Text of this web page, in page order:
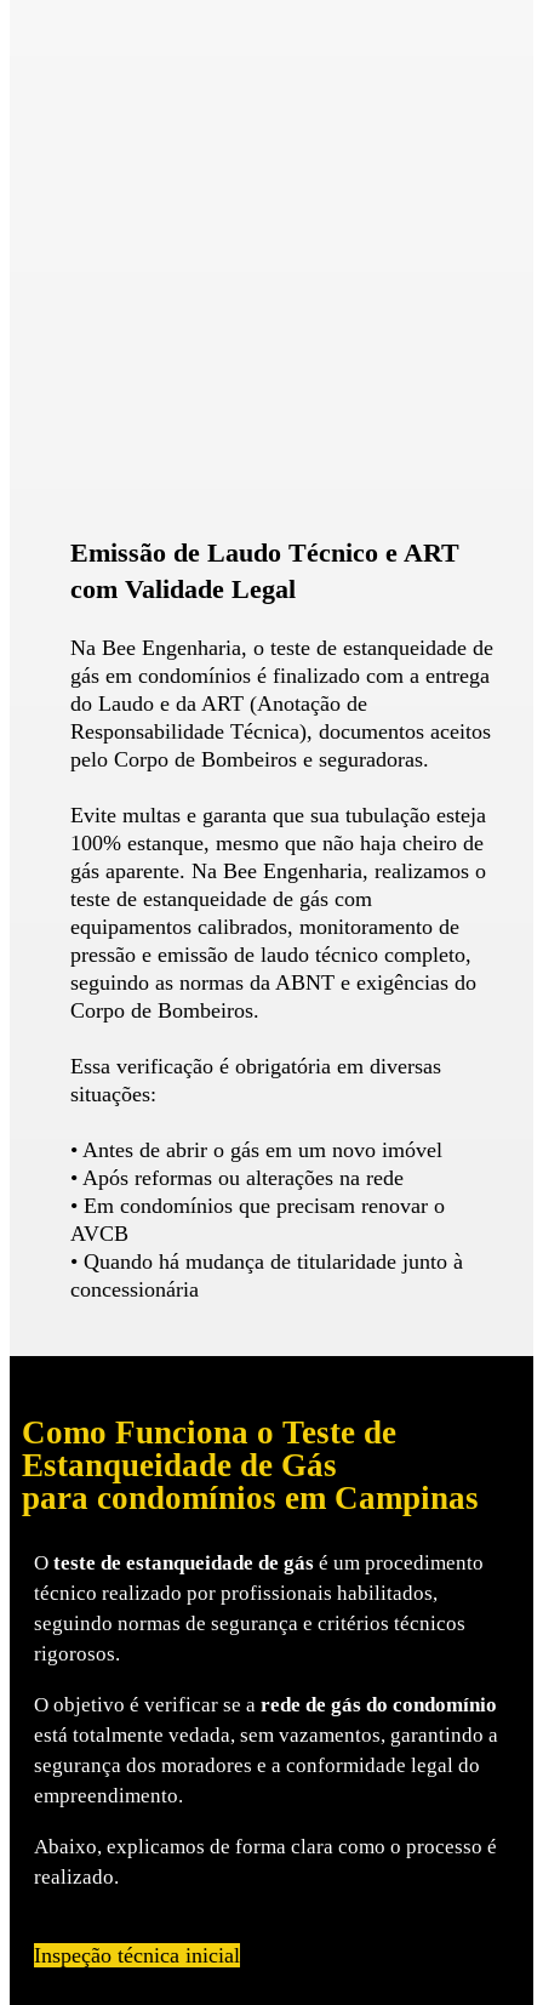
Emissão de Laudo Técnico e ART
com Validade Legal
Na Bee Engenharia, o teste de estanqueidade de
gás em condomínios é finalizado com a entrega
do Laudo e da ART (Anotação de
Responsabilidade Técnica), documentos aceitos
pelo Corpo de Bombeiros e seguradoras.
Evite multas e garanta que sua tubulação esteja
100% estanque, mesmo que não haja cheiro de
gás aparente. Na Bee Engenharia, realizamos o
teste de estanqueidade de gás com
equipamentos calibrados, monitoramento de
pressão e emissão de laudo técnico completo,
seguindo as normas da ABNT e exigências do
Corpo de Bombeiros.
Essa verificação é obrigatória em diversas
situações:
• Antes de abrir o gás em um novo imóvel
• Após reformas ou alterações na rede
• Em condomínios que precisam renovar o
AVCB
• Quando há mudança de titularidade junto à
concessionária
Como Funciona o Teste de
Estanqueidade de Gás
para condomínios em Campinas
O teste de estanqueidade de gás é um procedimento
técnico realizado por profissionais habilitados,
seguindo normas de segurança e critérios técnicos
rigorosos.
O objetivo é verificar se a rede de gás do condomínio
está totalmente vedada, sem vazamentos, garantindo a
segurança dos moradores e a conformidade legal do
empreendimento.
Abaixo, explicamos de forma clara como o processo é
realizado.
Inspeção técnica inicial